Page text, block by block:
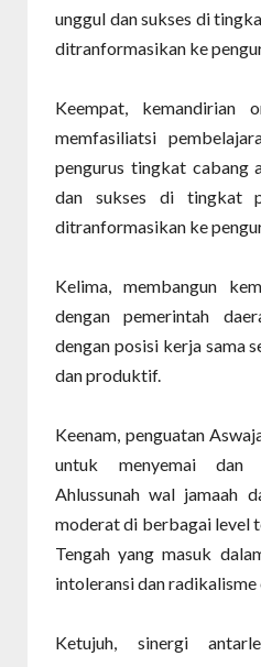
unggul dan sukses di
ditranformasikan ke
Keempat, kemandirian
memfasiliatsi
pengurus tingkat cabang
dan sukses di tingkat
ditranformasikan ke
Kelima, membangun
dengan pemerintah
dengan posisi kerja sama
dan produktif.
Keenam, penguatan
untuk menyemai dan
Ahlussunah wal jamaah
moderat di berbagai level
Tengah yang masuk
intoleransi dan
Ketujuh, sinergi